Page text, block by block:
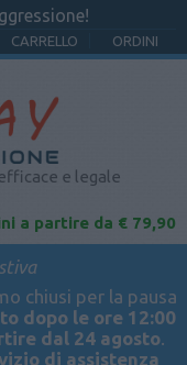
CARRELLO ORDINI
e legale
a partire da € 79,90
chiusi per la pausa
dopo le ore 12:00
dal 24 agosto.
di assistenza